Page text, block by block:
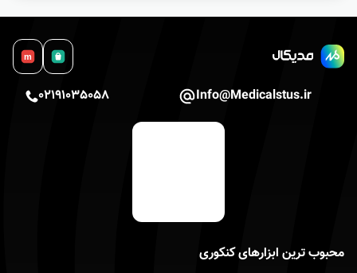
m
Info@Medicalstus.ir
02191035058
محبوب ترین ابزارهای کنکوری